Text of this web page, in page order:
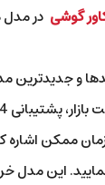
گوشی در مدل
و جدیدترین
ممکن اشاره
این